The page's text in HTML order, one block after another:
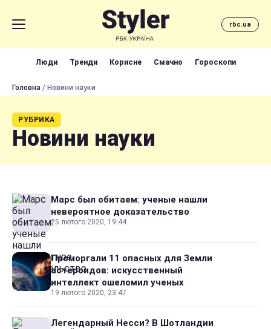
rbc.ua
Люди Тренди Корисне Смачно Гороскопи
Головна / Новини науки
РУБРИКА
Новини науки
Марс был обитаем: ученые нашли
невероятное доказательство
25 лютого 2020, 19:44
Проморгали 11 опасных для Земли
астероидов: искусственный
интеллект ошеломил ученых
19 лютого 2020, 23:47
Легендарный Несси? В Шотландии